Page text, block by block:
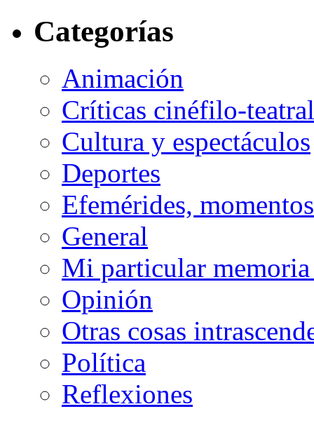
Categorías
Animación
Críticas cinéfilo-
Cultura y espectáculos
Deportes
Efemérides,
General
Mi particular
Opinión
Otras cosas
Política
Reflexiones